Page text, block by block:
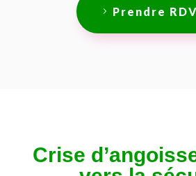
Prendre RDV
Crise